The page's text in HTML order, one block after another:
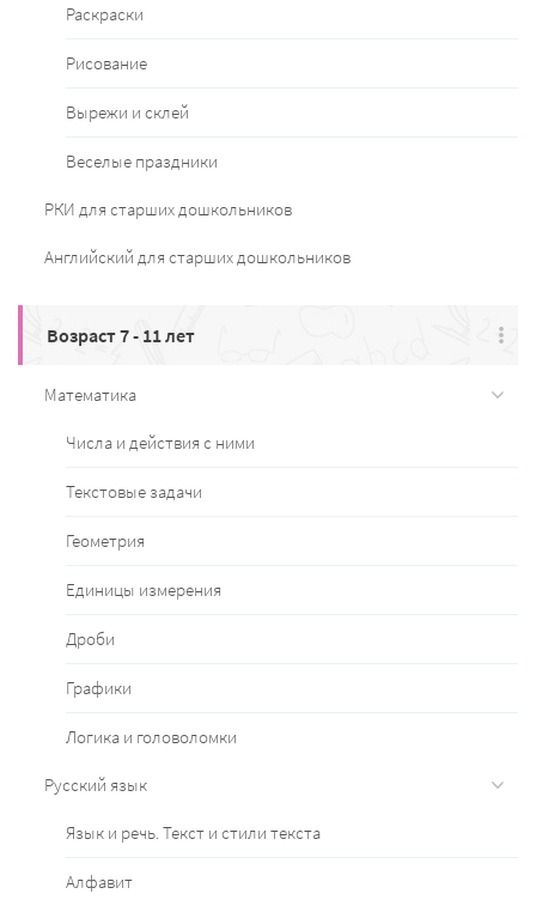
Раскраски
Рисование
Вырежи и склей
Веселые праздники
РКИ для старших дошкольников
Английский для старших дошкольников
Возраст 7 - 11 лет
Математика
Числа и действия с ними
Текстовые задачи
Геометрия
Единицы измерения
Дроби
Графики
Логика и головоломки
Русский язык
Язык и речь. Текст и стили текста
Алфавит